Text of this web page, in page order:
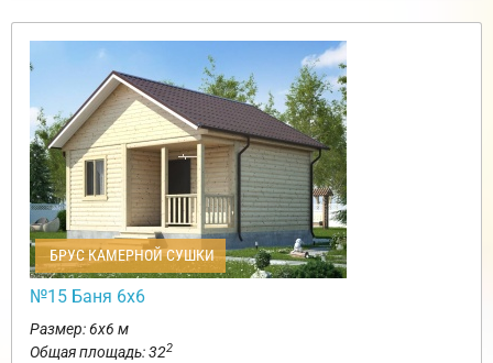
БРУС КАМЕРНОЙ СУШКИ
№15 Баня 6х6
Размер: 6х6 м
Общая площадь: 322